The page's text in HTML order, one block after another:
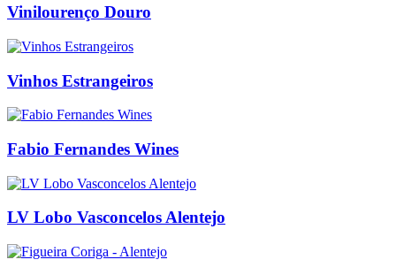
Vinilourenço Douro
Vinhos Estrangeiros
Fabio Fernandes Wines
LV Lobo Vasconcelos Alentejo